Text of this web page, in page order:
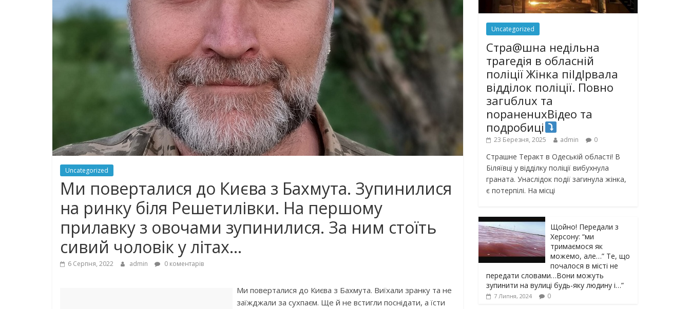
Uncategorized
Ми поверталися до Києва з Бахмута. Зупинилися
на ринку біля Решетилівки. На першому
прилавку з овочами зупинилися. За ним стоїть
сивий чоловік у літах…
6 Серпня, 2022 admin 0 коментарів
Ми поверталися до Києва з Бахмута. Виїхали зранку та не
заїжджали за сухпаєм. Ще й не встигли поснідати, а їсти
Uncategorized
Стра@шна недільна
траrедія в обласній
поліції Жінка піlдlрвала
відділок поліції. Повно
загuблuх та
nораненuхВідео та
подробиці
23 Березня, 2025 admin 0
Страшне Теракт в Одеській області! В
Біляївці у відділку поліції вибухнула
граната. Унаслідок події загинула жінка,
є потерпілі. На місці
Щойно! Передали з
Херсону: “ми
тримаємося як
можемо, але…” Те, що
почалося в місті не
передати словами…Вони можуть
зупинити на вулиці будь-яку людину і…”
7 Липня, 2024 0